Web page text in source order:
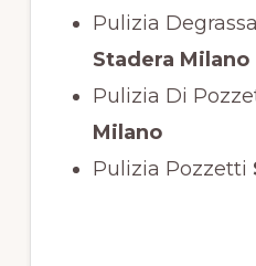
Pulizia
Stadera Milano
Pulizia Di
Milano
Pulizia Pozzetti